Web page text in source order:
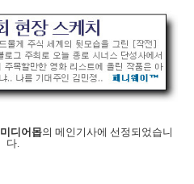
미디어몹의 메인기사에 선정되었습니
다.